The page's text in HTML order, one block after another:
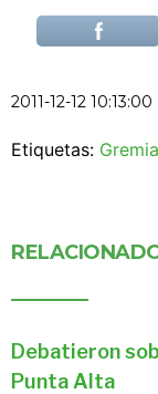
2011-12-12 10:13:00
Etiquetas:
Debatieron
Punta Alta